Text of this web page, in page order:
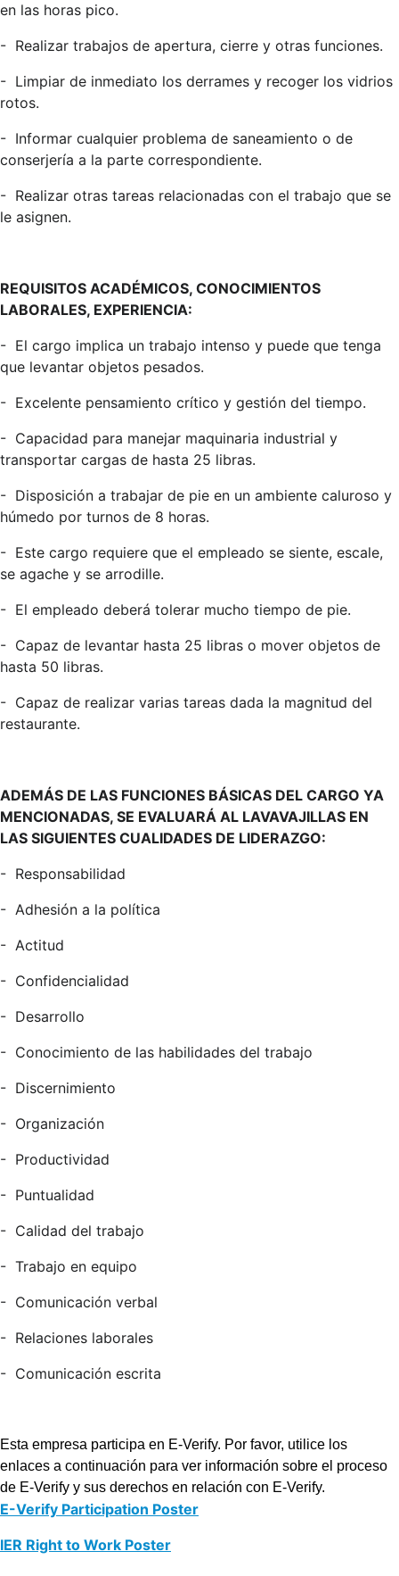
en las horas pico.
- Realizar trabajos de apertura, cierre y otras funciones.
- Limpiar de inmediato los derrames y recoger los vidrios
rotos.
- Informar cualquier problema de saneamiento o de
conserjería a la parte correspondiente.
- Realizar otras tareas relacionadas con el trabajo que se
le asignen.
REQUISITOS ACADÉMICOS, CONOCIMIENTOS
LABORALES, EXPERIENCIA:
- El cargo implica un trabajo intenso y puede que tenga
que levantar objetos pesados.
- Excelente pensamiento crítico y gestión del tiempo.
- Capacidad para manejar maquinaria industrial y
transportar cargas de hasta 25 libras.
- Disposición a trabajar de pie en un ambiente caluroso y
húmedo por turnos de 8 horas.
- Este cargo requiere que el empleado se siente, escale,
se agache y se arrodille.
- El empleado deberá tolerar mucho tiempo de pie.
- Capaz de levantar hasta 25 libras o mover objetos de
hasta 50 libras.
- Capaz de realizar varias tareas dada la magnitud del
restaurante.
ADEMÁS DE LAS FUNCIONES BÁSICAS DEL CARGO YA
MENCIONADAS, SE EVALUARÁ AL LAVAVAJILLAS EN
LAS SIGUIENTES CUALIDADES DE LIDERAZGO:
- Responsabilidad
- Adhesión a la política
- Actitud
- Confidencialidad
- Desarrollo
- Conocimiento de las habilidades del trabajo
- Discernimiento
- Organización
- Productividad
- Puntualidad
- Calidad del trabajo
- Trabajo en equipo
- Comunicación verbal
- Relaciones laborales
- Comunicación escrita
Esta empresa participa en E-Verify. Por favor, utilice los
enlaces a continuación para ver información sobre el proceso
de E-Verify y sus derechos en relación con E-Verify.
E-Verify Participation Poster
IER Right to Work Poster